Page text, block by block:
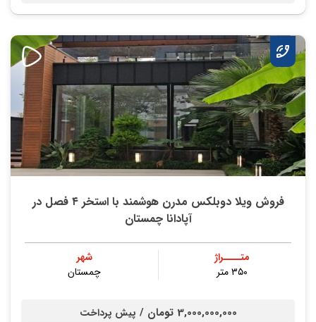
فروش ویلا دوبلکس مدرن هوشمند با استخر ۴ فصل در
آپادانا چمستان
متــــراژ
۳۵۰ متر
شهر
چمستان
3,000,000,000 تومان / پیش پرداخت